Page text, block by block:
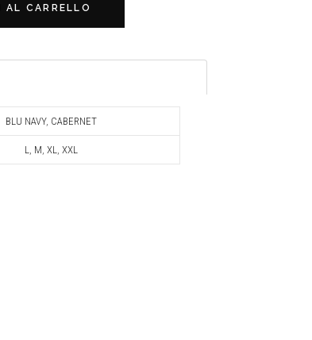
AL CARRELLO
BLU NAVY, CABERNET
L, M,XL,XXL